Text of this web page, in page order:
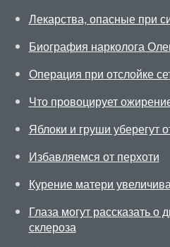
Лекарства, опасные при
Биография нарколога
Операция при отслойке
Что провоцирует
Яблоки и груши уберегут
Избавляемся от перхоти
Курение матери
Глаза могут рассказать
склероза